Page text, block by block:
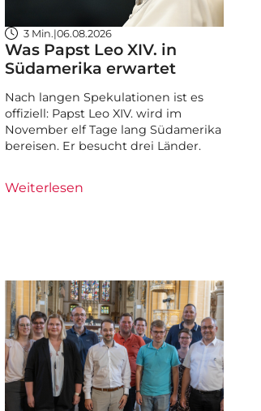
3 Min.|06.08.2026
Was Papst Leo XIV. in
Südamerika erwartet
Nach langen Spekulationen ist es
offiziell: Papst Leo XIV. wird im
November elf Tage lang Südamerika
bereisen. Er besucht drei Länder.
Weiterlesen